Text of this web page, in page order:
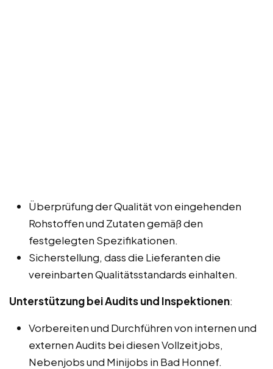
Überprüfung der Qualität von eingehenden
Rohstoffen und Zutaten gemäß den
festgelegten Spezifikationen.
Sicherstellung, dass die Lieferanten die
vereinbarten Qualitätsstandards einhalten.
Unterstützung bei Audits und Inspektionen:
Vorbereiten und Durchführen von internen und
externen Audits bei diesen Vollzeitjobs,
Nebenjobs und Minijobs in Bad Honnef.